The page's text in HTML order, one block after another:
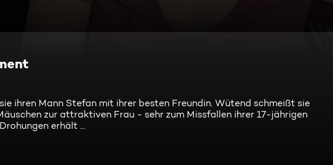
ihren Mann Stefan mit ihrer besten Freundin. Wütend schmeißt sie
zur attraktiven Frau - sehr zum Missfallen ihrer 17-jährigen
erhält ...